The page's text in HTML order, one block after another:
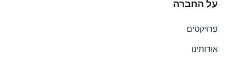
על החברה
פרויקטים
אודותינו